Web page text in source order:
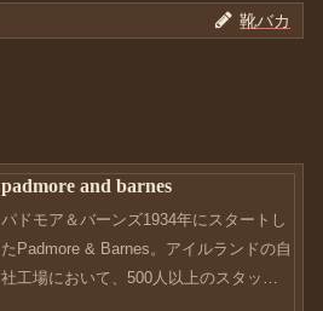
靴バカ
padmore and barnes
パドモア＆バーンズ1934年にスタートし
たPadmore & Barnes。アイルランドの自
社工場において、500人以上のスタッフ